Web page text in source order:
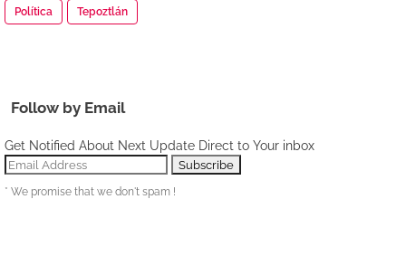
Política Tepoztlán
Follow by Email
Get Notified About Next Update Direct to Your inbox
* We promise that we don't spam !